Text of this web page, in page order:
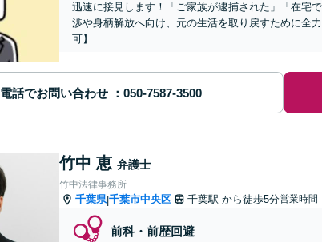
迅速に接見します！「ご家族が逮捕された」「在宅
渉や身柄解放へ向け、元の生活を取り戻すために全
可】
電話でお問い合わせ
竹中 恵 弁護士
竹中法律事務所
千葉県|千葉市中央区 千葉駅 から徒歩5分営業時間
前科・前歴回避